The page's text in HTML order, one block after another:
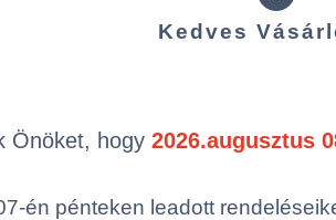
Kedves
Önöket, hogy 2026.augusztus
én pénteken leadott